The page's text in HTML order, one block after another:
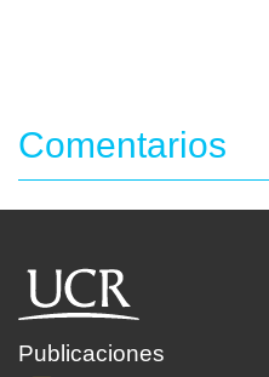
Comentarios
Publicaciones